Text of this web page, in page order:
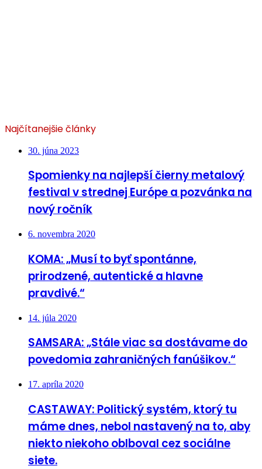
Najčítanejšie články
30. júna 2023
Spomienky na najlepší čierny metalový
festival v strednej Európe a pozvánka na
nový ročník
6. novembra 2020
KOMA: „Musí to byť spontánne,
prirodzené, autentické a hlavne
pravdivé.“
14. júla 2020
SAMSARA: „Stále viac sa dostávame do
povedomia zahraničných fanúšikov.“
17. apríla 2020
CASTAWAY: Politický systém, ktorý tu
máme dnes, nebol nastavený na to, aby
niekto niekoho oblboval cez sociálne
siete.